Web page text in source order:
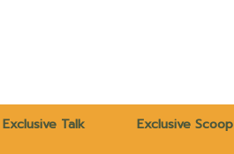
Exclusive Talk Exclusive Scoop